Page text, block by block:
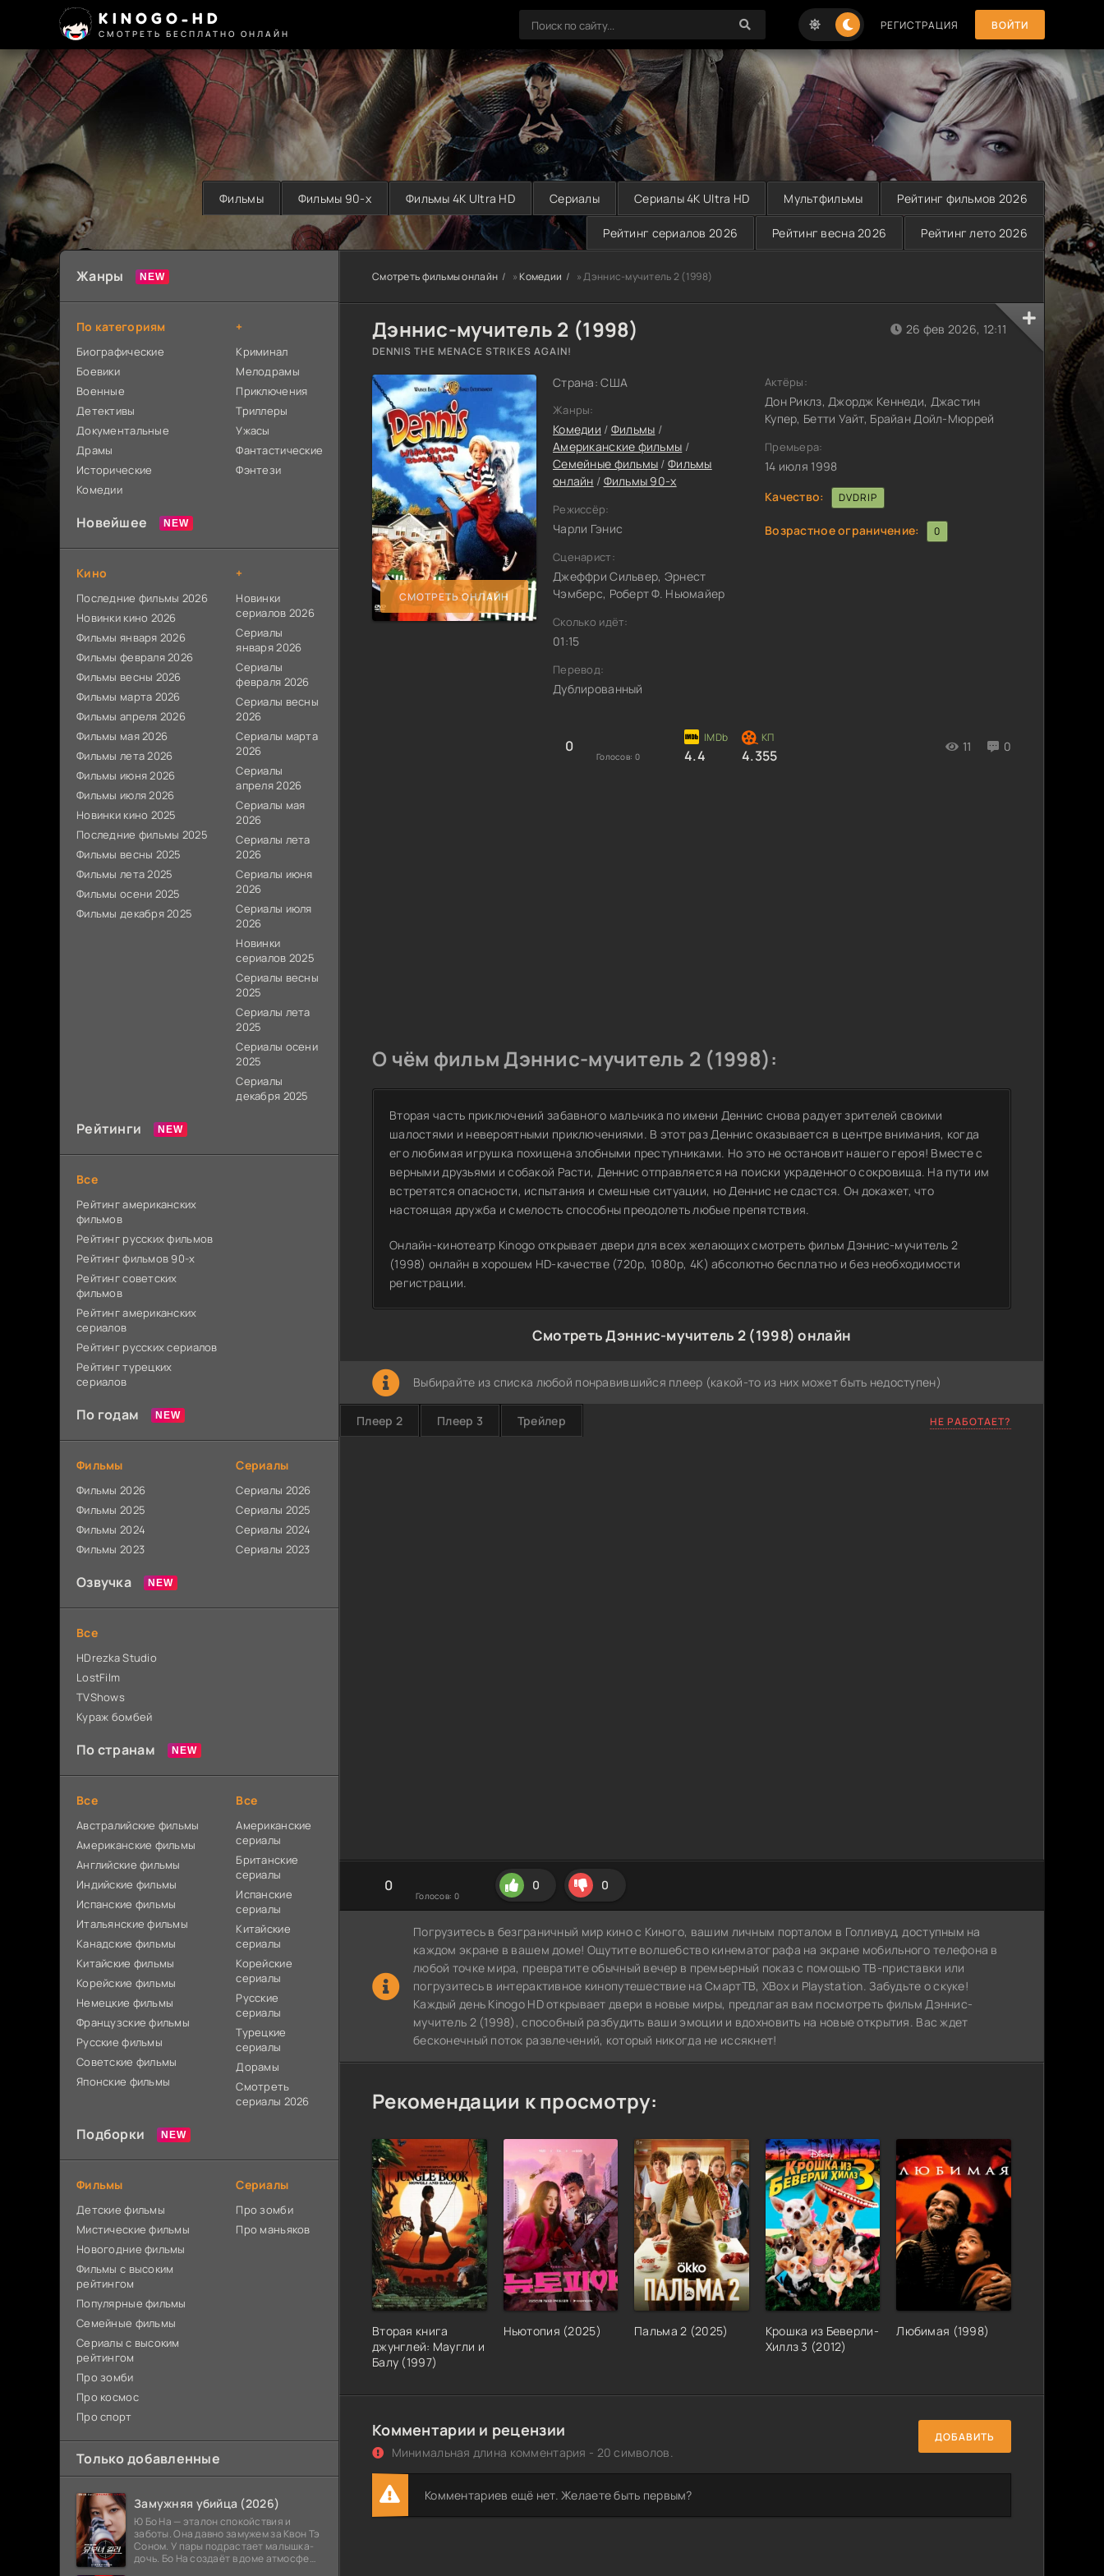
KINOGO-HD
СМОТРЕТЬ БЕСПЛАТНО ОНЛАЙН
РЕГИСТРАЦИЯ ВОЙТИ
Фильмы Фильмы 90-х Фильмы 4K Ultra HD Сериалы Сериалы 4K Ultra HD Мультфильмы Рейтинг фильмов 2026
Рейтинг сериалов 2026 Рейтинг весна 2026 Рейтинг лето 2026
Смотреть фильмы онлайн »Комедии » Дэннис-мучитель 2 (1998)
Дэннис-мучитель 2 (1998)
DENNIS THE MENACE STRIKES AGAIN!
СМОТРЕТЬ ОНЛАЙН
Страна: США
Жанры:
Комедии / Фильмы /
Американские фильмы /
Семейные фильмы /Фильмы
онлайн / Фильмы 90-х
Режиссёр:
Чарли Гэнис
Сценарист:
Джеффри Сильвер, Эрнест
Чэмберс, Роберт Ф. Ньюмайер
Сколько идёт:
01:15
Перевод:
Дублированный
0
Голосов: 0 4.4 4.355
11 0
26 фев 2026, 12:11
Актёры:
Дон Риклз, Джордж Кеннеди, Джастин
Купер, Бетти Уайт, Брайан Дойл-Мюррей
Премьера:
14 июля 1998
Качество:
DVDRIP
Возрастное ограничение: 0
О чём фильм Дэннис-мучитель 2 (1998):
Вторая часть приключений забавного мальчика по имени Деннис снова радует зрителей своими
шалостями и невероятными приключениями. В этот раз Деннис оказывается в центре внимания, когда
его любимая игрушка похищена злобными преступниками. Но это не остановит нашего героя! Вместе с
верными друзьями и собакой Расти, Деннис отправляется на поиски украденного сокровища. На пути им
встретятся опасности, испытания и смешные ситуации, но Деннис не сдастся. Он докажет, что
настоящая дружба и смелость способны преодолеть любые препятствия.
Онлайн-кинотеатр Kinogo открывает двери для всех желающих смотреть фильм Дэннис-мучитель 2
(1998) онлайн в хорошем HD-качестве (720p, 1080p, 4K) абсолютно бесплатно и без необходимости
регистрации.
Смотреть Дэннис-мучитель 2 (1998) онлайн
Выбирайте из списка любой понравившийся плеер (какой-то из них может быть недоступен)
Плеер 2 Плеер 3 Трейлер НЕ РАБОТАЕТ?
0
Голосов: 0
0 0
Погрузитесь в безграничный мир кино с Киного, вашим личным порталом в Голливуд, доступным на
каждом экране в вашем доме! Ощутите волшебство кинематографа на экране мобильного телефона в
любой точке мира, превратите обычный вечер в премьерный показ с помощью ТВ-приставки или
погрузитесь в интерактивное кинопутешествие на СмартТВ, XBox и Playstation. Забудьте о скуке!
Каждый день Kinogo HD открывает двери в новые миры, предлагая вам посмотреть фильм Дэннис-
мучитель 2 (1998), способный разбудить ваши эмоции и вдохновить на новые открытия. Вас ждет
бесконечный поток развлечений, который никогда не иссякнет!
Рекомендации к просмотру:
Вторая книга
джунглей: Маугли и
Балу (1997)
Ньютопия (2025) Пальма 2 (2025)
Крошка из Беверли-
Хиллз 3 (2012)
Любимая (1998)
Комментарии и рецензии
Минимальная длина комментария - 20 символов.
ДОБАВИТЬ
Комментариев ещё нет. Желаете быть первым?
Жанры
По категориям
Биографические
Боевики
Военные
Детективы
Документальные
Драмы
Исторические
Комедии
+
Криминал
Мелодрамы
Приключения
Триллеры
Ужасы
Фантастические
Фэнтези
Новейшее
Кино
Последние фильмы 2026
Новинки кино 2026
Фильмы января 2026
Фильмы февраля 2026
Фильмы весны 2026
Фильмы марта 2026
Фильмы апреля 2026
Фильмы мая 2026
Фильмы лета 2026
Фильмы июня 2026
Фильмы июля 2026
Новинки кино 2025
Последние фильмы 2025
Фильмы весны 2025
Фильмы лета 2025
Фильмы осени 2025
Фильмы декабря 2025
+
Новинки
сериалов 2026
Сериалы
января 2026
Сериалы
февраля 2026
Сериалы весны
2026
Сериалы марта
2026
Сериалы
апреля 2026
Сериалы мая
2026
Сериалы лета
2026
Сериалы июня
2026
Сериалы июля
2026
Новинки
сериалов 2025
Сериалы весны
2025
Сериалы лета
2025
Сериалы осени
2025
Сериалы
декабря 2025
Рейтинги
Все
Рейтинг американских
фильмов
Рейтинг русских фильмов
Рейтинг фильмов 90-х
Рейтинг советских
фильмов
Рейтинг американских
сериалов
Рейтинг русских сериалов
Рейтинг турецких
сериалов
По годам
Фильмы
Фильмы 2026
Фильмы 2025
Фильмы 2024
Фильмы 2023
Сериалы
Сериалы 2026
Сериалы 2025
Сериалы 2024
Сериалы 2023
Озвучка
Все
HDrezka Studio
LostFilm
TVShows
Кураж бомбей
По странам
Все
Австралийские фильмы
Американские фильмы
Английские фильмы
Индийские фильмы
Испанские фильмы
Итальянские фильмы
Канадские фильмы
Китайские фильмы
Корейские фильмы
Немецкие фильмы
Французские фильмы
Русские фильмы
Советские фильмы
Японские фильмы
Все
Американские
сериалы
Британские
сериалы
Испанские
сериалы
Китайские
сериалы
Корейские
сериалы
Русские
сериалы
Турецкие
сериалы
Дорамы
Смотреть
сериалы 2026
Подборки
Фильмы
Детские фильмы
Мистические фильмы
Новогодние фильмы
Фильмы с высоким
рейтингом
Популярные фильмы
Семейные фильмы
Сериалы с высоким
рейтингом
Про зомби
Про космос
Про спорт
Сериалы
Про зомби
Про маньяков
Только добавленные
Замужняя убийца (2026)
Ю Бо На — эталон спокойствия и
заботы. Она давно замужем за Квон Тэ
Соном. У пары подрастает малышка-
дочь. Бо На создаёт в доме атмосферу